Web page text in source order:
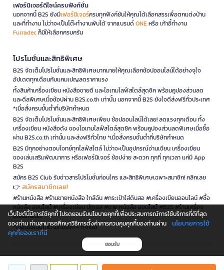
เฟอร์นิเจอร์ดีไซน์ครบฟังก์ชั่น
นอกจากนี้ B2S ยังมีเฟอร์นิเจอร์ครบทุกฟังก์ชันให้คุณได้เลือกสรรเพื่อตกแต่งบ้าน
และที่ทำงาน ไม่ว่าจะเป็นโต๊ะทำงานพับได้ จากแบรนด์ONEหรือ เก้าอี้ทำงาน
Furradecก็มีให้เลือกครบครัน
โปรโมชั่นและสิทธิพิเศษ
B2S จัดเต็มโปรโมชั่นและสิทธิพิเศษมากมายให้คุณเลือกช้อปออนไลน์ได้อย่างจุใจ
อัปเดตทุกเดือนกับแคมเปญลดราคาแรง
ทั้งสินค้าเครื่องเขียน หนังสือขายดี และไอเทมไลฟ์สไตล์สุดชิค พร้อมคูปองส่วนลด
และดีลพิเศษเมื่อช้อปผ่าน B2S.co.th เท่านั้น นอกจากนี้ B2S ยังใจดีส่งฟรีทั่วประเทศ
*เมื่อสั่งครบขั้นต่ำที่บริษัทกำหนด
B2S จัดเต็มโปรโมชั่นและสิทธิพิเศษเพียบ ช้อปออนไลน์ได้เลย! ลดแรงทุกเดือน ทั้ง
เครื่องเขียน หนังสือดัง ของไอเทมไลฟ์สไตล์สุดชิค พร้อมคูปองส่วนลดพิเศษเมื่อซื้อ
ผ่าน B2S.co.th เท่านั้น และส่งฟรีทั่วไทย *เมื่อสั่งครบขั้นต่ำที่บริษัทกำหนด
B2S มีทุกอย่างตอบโจทย์ทุกไลฟ์สไตล์ ไม่ว่าจะเป็นอุปกรณ์อ่านเขียน เครื่องเขียน
ของเล่นเสริมพัฒนาการ หรือเฟอร์นิเจอร์ ช้อปง่าย สะดวก ทุกที่ ทุกเวลา แค่มี App
B2S
สมัคร B2S Club รับข่าวสารโปรโมชั่นก่อนใคร และสิทธิพิเศษเฉพาะสมาชิก! คลิกเลย
👉 สมัครสมาชิกเลย!
#ร้านหนังสือ #ร้านขายหนังสือ ใกล้ฉัน #กระเป๋าใส่ดินสอ #เครื่องเขียนออนไลน์ #ซื้อ
หนังสือ ออนไลน์ #เครื่องเขียน บีทูเอส #ขาย หนังสือ ออนไลน์ #B2S #ร้านเครื่อง
เขียนใกล้ฉัน
*เงื่อนไขเป็นไปตามที่บริษัทฯ กำหนด
is a company operating under
เว็บไซต์นี้มีการใช้คุกกี้ โปรดยอมรับนโยบายคุกกี้เพื่อประสบการณ์การใช้บริการที่ดีที่สุด
ของท่าน ท่านสามารถศึกษาวิธีการตั้งค่าการควบคุมคุกกี้ของท่านผ่าน
นโยบายการใช้
คุกกี้ของเราที่นี่
ยอมรับ